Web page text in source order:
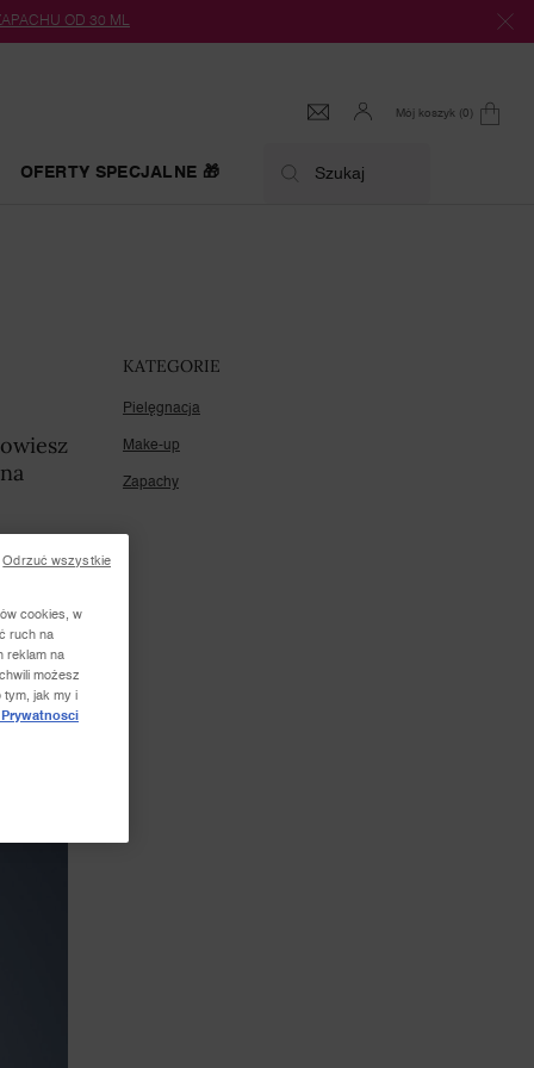
OD 30 ML
Mój koszyk 0
0 produkt
OFERTY SPECJALNE 🎁 Szukaj
KATEGORIE
Pielęgnacja
Make-up
Zapachy
cookies, w
ruch na
reklam na
możesz
tym, jak my i
Odrzuć wszystkie